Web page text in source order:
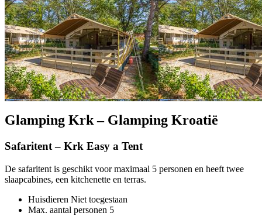
Glamping Krk – Glamping Kroatië
Safaritent – Krk Easy a Tent
De safaritent is geschikt voor maximaal 5 personen en heeft twee
slaapcabines, een kitchenette en terras.
Huisdieren Niet toegestaan
Max. aantal personen 5